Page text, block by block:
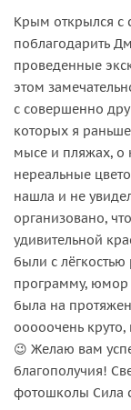
Крым открылся с
поблагодарить
проведенные
этом
с совершенно
которых я
мысе и пляжах, о
нереальные
нашла и не
организовано,
удивительной
были с
программу, юмор
была на
ооооочень
😉 Желаю вам
благополучия!
фотошколы Сила